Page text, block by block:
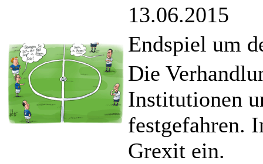
13.06.2015
Endspiel um
Die
Institutionen
festgefahren.
Grexit ein.